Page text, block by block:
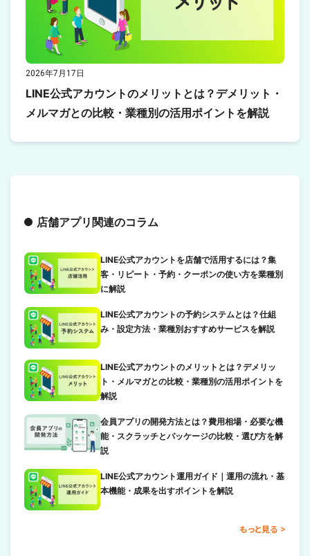
2026年7月17日
LINE公式アカウントのメリットとは？デメリット・
メルマガとの比較・業種別の活用ポイントを解説
店舗アプリ関連のコラム
LINE公式アカウントを店舗で活用するには？集
客・リピート・予約・クーポンの使い方を業種別
に解説
LINE公式アカウントの予約システムとは？仕組
み・設定方法・業種別おすすめサービスを解説
LINE公式アカウントのメリットとは？デメリッ
ト・メルマガとの比較・業種別の活用ポイントを
解説
会員アプリの開発方法とは？費用相場・必要な機
能・スクラッチとパッケージの比較・選び方を解
説
LINE公式アカウント運用ガイド｜運用の流れ・基
本機能・成果を出すポイントを解説
もっと見る